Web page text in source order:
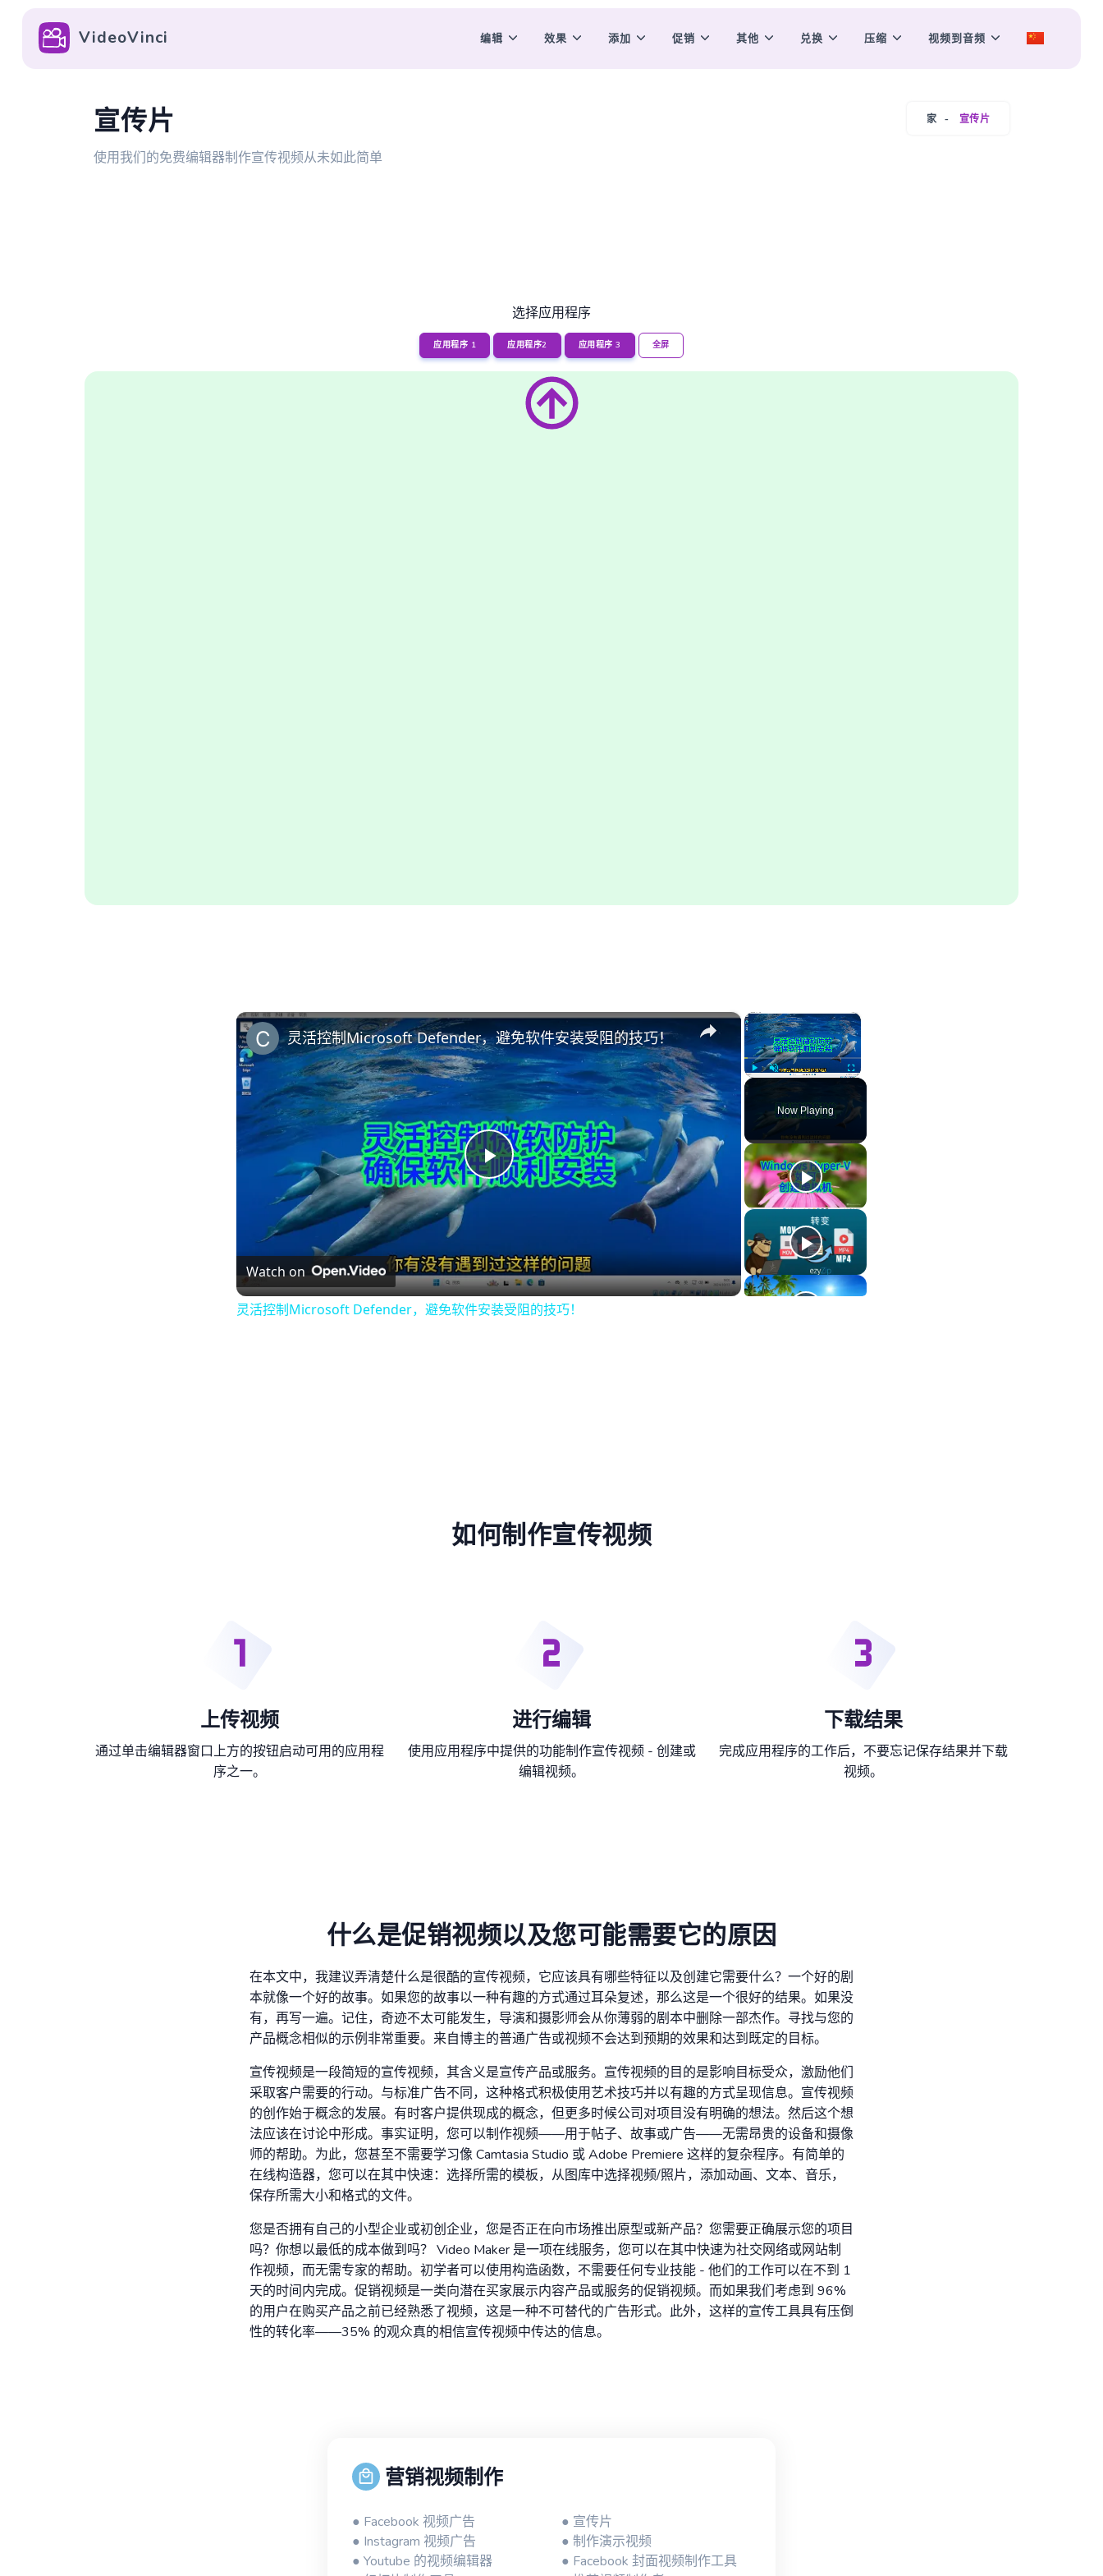
VideoVinci 编辑 效果 添加 促销 其他 兑换 压缩 视频到音频
宣传片
使用我们的免费编辑器制作宣传视频从未如此简单
家 宣传片
选择应用程序
应用程序 1 应用程序2 应用程序 3 全屏
×
Fullscreen
Now Playing
×
Play
灵活控制Microsoft Defender，避免软件安装受阻的技巧！
Watch on
灵活控制Microsoft Defender，避免软件安装受阻的技巧！
如何制作宣传视频
上传视频
通过单击编辑器窗口上方的按钮启动可用的应用程
序之一。
进行编辑
使用应用程序中提供的功能制作宣传视频 - 创建或
编辑视频。
下载结果
完成应用程序的工作后，不要忘记保存结果并下载
视频。
什么是促销视频以及您可能需要它的原因
在本文中，我建议弄清楚什么是很酷的宣传视频，它应该具有哪些特征以及创建它需要什么？一个好的剧
本就像一个好的故事。如果您的故事以一种有趣的方式通过耳朵复述，那么这是一个很好的结果。如果没
有，再写一遍。记住，奇迹不太可能发生，导演和摄影师会从你薄弱的剧本中删除一部杰作。寻找与您的
产品概念相似的示例非常重要。来自博主的普通广告或视频不会达到预期的效果和达到既定的目标。
宣传视频是一段简短的宣传视频，其含义是宣传产品或服务。宣传视频的目的是影响目标受众，激励他们
采取客户需要的行动。与标准广告不同，这种格式积极使用艺术技巧并以有趣的方式呈现信息。宣传视频
的创作始于概念的发展。有时客户提供现成的概念，但更多时候公司对项目没有明确的想法。然后这个想
法应该在讨论中形成。事实证明，您可以制作视频——用于帖子、故事或广告——无需昂贵的设备和摄像
师的帮助。为此，您甚至不需要学习像 Camtasia Studio 或 Adobe Premiere 这样的复杂程序。有简单的
在线构造器，您可以在其中快速：选择所需的模板，从图库中选择视频/照片，添加动画、文本、音乐，
保存所需大小和格式的文件。
您是否拥有自己的小型企业或初创企业，您是否正在向市场推出原型或新产品？您需要正确展示您的项目
吗？你想以最低的成本做到吗？ Video Maker 是一项在线服务，您可以在其中快速为社交网络或网站制
作视频，而无需专家的帮助。初学者可以使用构造函数，不需要任何专业技能 - 他们的工作可以在不到 1
天的时间内完成。促销视频是一类向潜在买家展示内容产品或服务的促销视频。而如果我们考虑到 96%
的用户在购买产品之前已经熟悉了视频，这是一种不可替代的广告形式。此外，这样的宣传工具具有压倒
性的转化率——35% 的观众真的相信宣传视频中传达的信息。
营销视频制作
● Facebook 视频广告
● Instagram 视频广告
● Youtube 的视频编辑器
● 宣传片
● 制作演示视频
● Facebook 封面视频制作工具